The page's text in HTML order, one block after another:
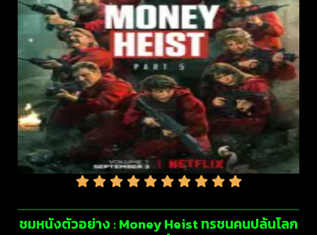
ชมหนังตัวอย่าง : Money Heist ทรชนคนปล้นโลก